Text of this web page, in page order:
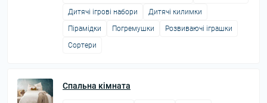
Дитячі ігрові набори
Дитячі килимки
Пірамідки
Погремушки
Розвиваючі іграшки
Сортери
Спальна кімната